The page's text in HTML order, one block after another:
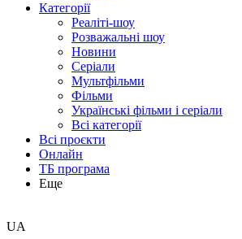
Категорії
Реаліті-шоу
Розважальні шоу
Новини
Серіали
Мультфільми
Фільми
Українські фільми і серіали
Всі категорії
Всі проєкти
Онлайн
ТБ програма
Еще
UA